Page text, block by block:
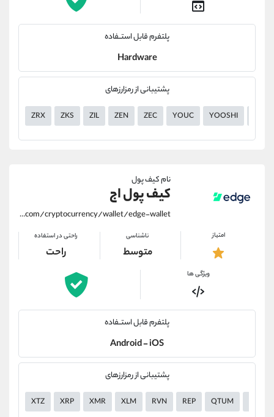
پلتفرم قابل استــفاده
Hardware
پشتیبانی از رمزارزهای
ZRX ZKS ZIL ZEN ZEC YOUC YOOSHI
نام کیف پول
کیف پول اج
https://alirezamehrabi.com/cryptocurrency/wallet/edge-wallet
امتیاز ناشناسی
متوسط
راحتی در استفاده
راحت
ویژگی ها
پلتفرم قابل استــفاده
Android - iOS
پشتیبانی از رمزارزهای
XTZ XRP XMR XLM RVN REP QTUM